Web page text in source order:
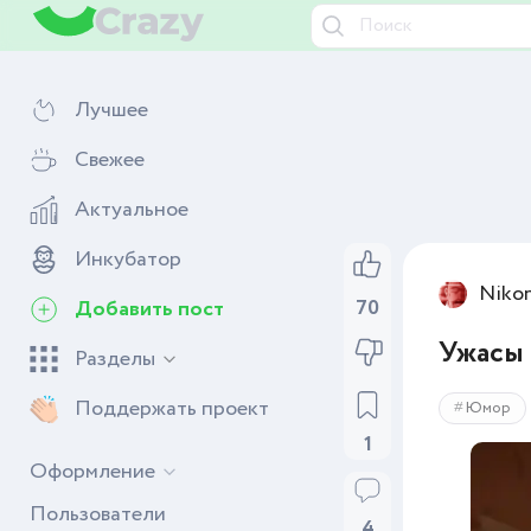
Лучшее
Свежее
Актуальное
Инкубатор
Добавить пост
Разделы
Поддержать проект
Оформление
Пользователи
70
1
Ужасы
Юмор